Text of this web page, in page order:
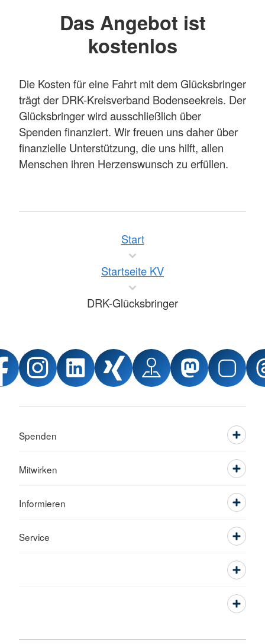
Das Angebot ist
kostenlos
Die Kosten für eine Fahrt mit dem Glücksbringer
trägt der DRK-Kreisverband Bodenseekreis. Der
Glücksbringer wird ausschließlich über
Spenden finanziert. Wir freuen uns daher über
finanzielle Unterstützung, die uns hilft, allen
Menschen ihren Herzenswunsch zu erfüllen.
Start
Startseite KV
DRK-Glücksbringer
Spenden
Mitwirken
Informieren
Service